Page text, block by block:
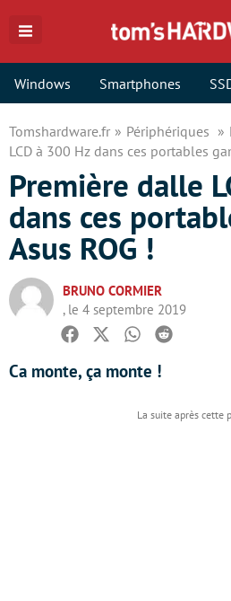
Windows Smartphones
Tomshardware.fr Périphériques
LCD à 300 Hz dans ces portables
Première dalle
dans ces
Asus ROG !
BRUNO CORMIER
, le 4 septembre 2019
Facebook
TwitterWhatsapp
Reddit
Ca monte, ça monte !